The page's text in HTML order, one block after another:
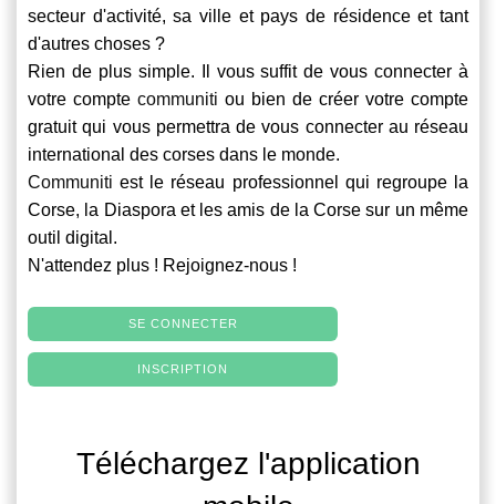
secteur d'activité, sa ville et pays de résidence et tant
d'autres choses ?
Rien de plus simple. Il vous suffit de vous connecter à
votre compte communiti ou bien de créer votre compte
gratuit qui vous permettra de vous connecter au réseau
international des corses dans le monde.
Communiti est le réseau professionnel qui regroupe la
Corse, la Diaspora et les amis de la Corse sur un même
outil digital.
N'attendez plus ! Rejoignez-nous !
SE CONNECTER
INSCRIPTION
Téléchargez l'application